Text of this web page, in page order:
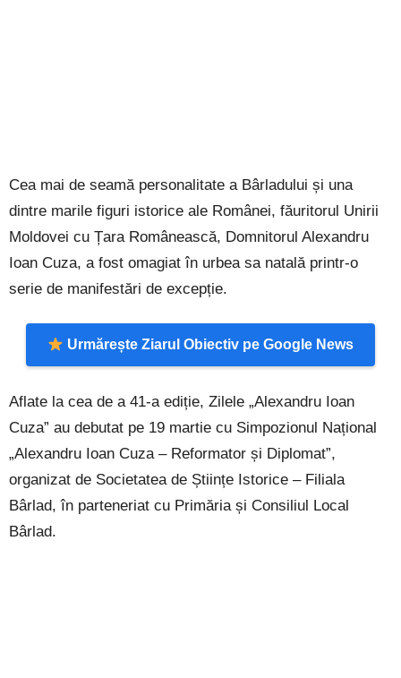
Cea mai de seamă personalitate a Bârladului și una
dintre marile figuri istorice ale Românei, făuritorul Unirii
Moldovei cu Țara Românească, Domnitorul Alexandru
Ioan Cuza, a fost omagiat în urbea sa natală printr-o
serie de manifestări de excepție.
Urmărește Ziarul Obiectiv pe Google News
Aflate la cea de a 41-a ediție, Zilele „Alexandru Ioan
Cuza” au debutat pe 19 martie cu Simpozionul Național
„Alexandru Ioan Cuza – Reformator și Diplomat”,
organizat de Societatea de Științe Istorice – Filiala
Bârlad, în parteneriat cu Primăria și Consiliul Local
Bârlad.